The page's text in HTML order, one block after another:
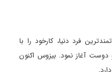
فرد دنیا، کارخود را با
دوست آغاز نمود. بیزوس اکنون